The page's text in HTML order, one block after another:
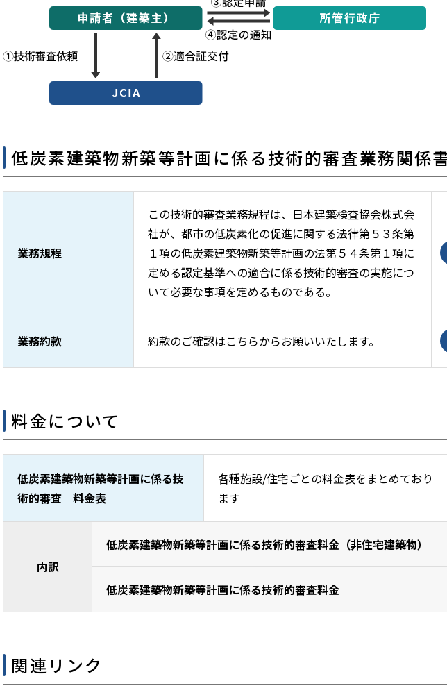
低炭素建築物新築等計画に係る技術的審査業務関係
業務規程
この技術的審査業務規程は、日本建築検査協会株式会
社が、都市の低炭素化の促進に関する法律第５３条第
１項の低炭素建築物新築等計画の法第５４条第１項に
定める認定基準への適合に係る技術的審査の実施につ
いて必要な事項を定めるものである。
業務約款 約款のご確認はこちらからお願いいたします。
料金について
低炭素建築物新築等計画に係る技
術的審査 料金表
各種施設/住宅ごとの料金表をまとめており
ます
内訳
低炭素建築物新築等計画に係る技術的審査料金（非住宅建築物）
低炭素建築物新築等計画に係る技術的審査料金
関連リンク